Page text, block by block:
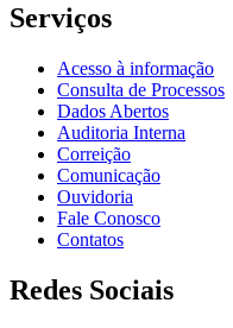
Serviços
Acesso à informação
Consulta de Processos
Dados Abertos
Auditoria Interna
Correição
Comunicação
Ouvidoria
Fale Conosco
Contatos
Redes Sociais